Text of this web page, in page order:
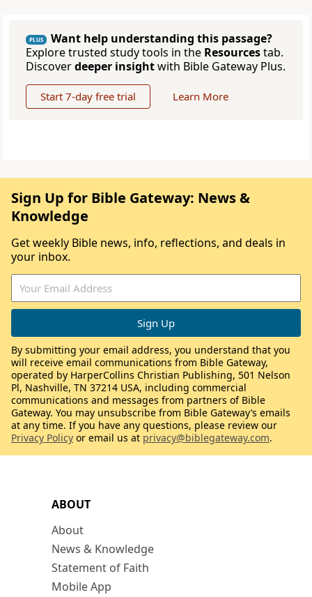
PLUS
Want help understanding this passage?
Explore trusted study tools in the Resourcestab.
Discoverdeeper insightwith Bible Gateway Plus.
Start 7-day free trial Learn More
ABOUT
About
News & Knowledge
Statement of Faith
Mobile App
Sign Up for Bible Gateway: News &
Knowledge
Get weekly Bible news, info, reflections, and deals in
your inbox.
By submitting your email address, you understand that you
will receive email communications from Bible Gateway,
operated by HarperCollins Christian Publishing, 501 Nelson
Pl, Nashville, TN 37214 USA, including commercial
communications and messages from partners of Bible
Gateway. You may unsubscribe from Bible Gateway’s emails
at any time. If you have any questions, please review our
Privacy Policy or email us at privacy@biblegateway.com.